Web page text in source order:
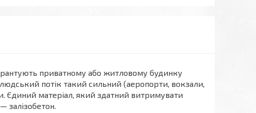
приватному або житловому будинку
потік такий сильний (аеропорти, вокзали,
Єдиний матеріал, який здатний витримувати
залізобетон.